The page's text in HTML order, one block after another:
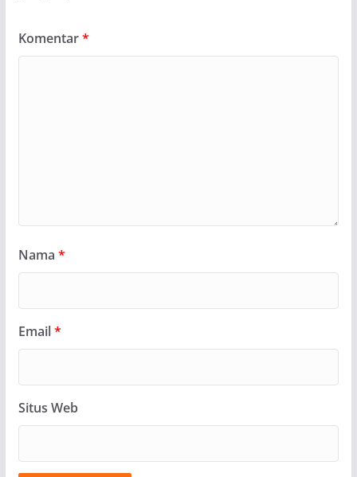
Komentar*
Nama *
Email*
Situs Web